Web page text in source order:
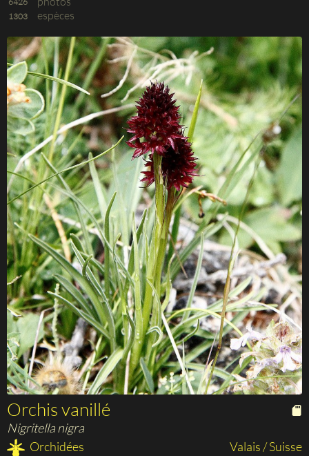
1303 espèces
Orchis vanillé
Nigritella nigra
Orchidées
Valais / Suisse